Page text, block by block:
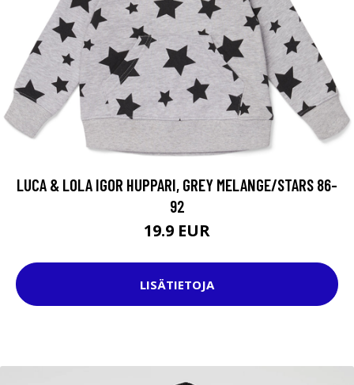
LUCA & LOLA IGOR HUPPARI, GREY MELANGE/STARS 86-
92
19.9 EUR
LISÄTIETOJA